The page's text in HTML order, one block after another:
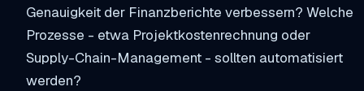
Genauigkeit der Finanzberichte verbessern? Welche
Prozesse - etwa Projektkostenrechnung oder
Supply-Chain-Management - sollten automatisiert
werden?